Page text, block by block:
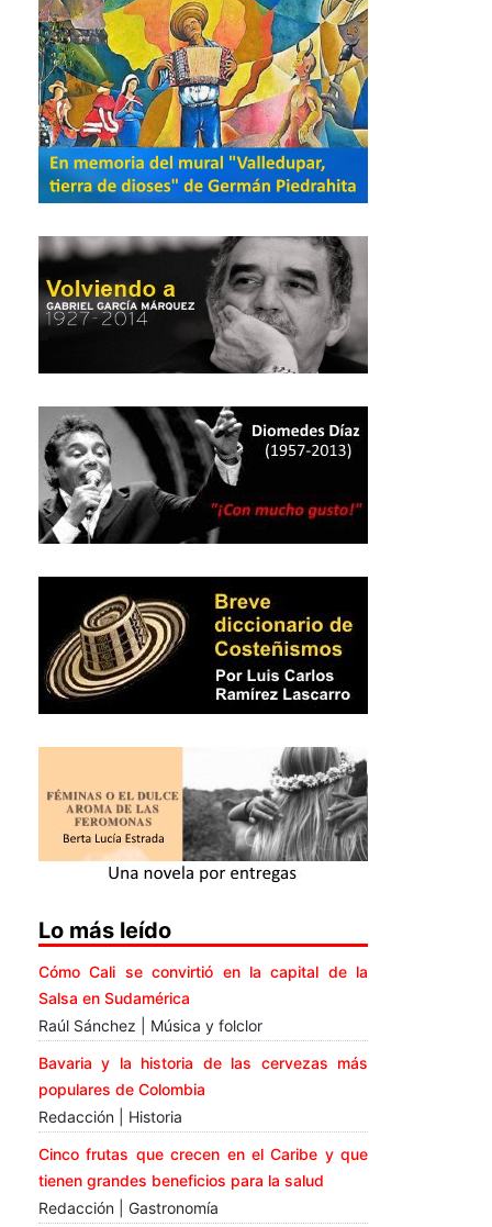
Lo más leído
Cómo Cali se convirtió en la capital de la
Salsa en Sudamérica
Raúl Sánchez | Música y folclor
Bavaria y la historia de las cervezas más
populares de Colombia
Redacción | Historia
Cinco frutas que crecen en el Caribe y que
tienen grandes beneficios para la salud
Redacción | Gastronomía